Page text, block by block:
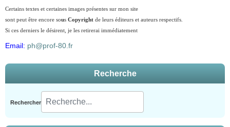
Certains textes et certaines images présentes sur mon site
sont peut être encore sous Copyright de leurs éditeurs et auteurs respectifs.
Si ces derniers le désirent, je les retirerai immédiatement
Email: ph@prof-80.fr
Recherche
Rechercher